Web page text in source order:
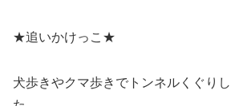
★追いかけっこ★
犬歩きやクマ歩きでトンネルくぐり